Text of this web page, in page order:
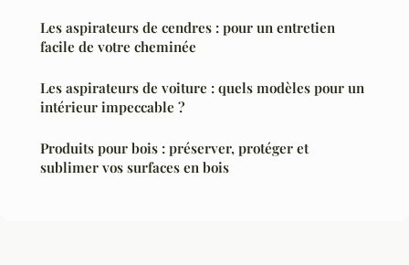
Les aspirateurs de cendres : pour un entretien
facile de votre cheminée
Les aspirateurs de voiture : quels modèles pour un
intérieur impeccable ?
Produits pour bois : préserver, protéger et
sublimer vos surfaces en bois